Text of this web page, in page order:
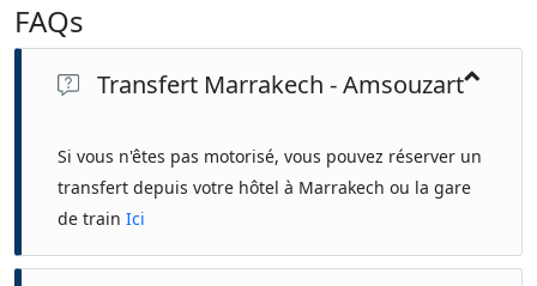
FAQs
Transfert Marrakech - Amsouzart
Si vous n'êtes pas motorisé, vous pouvez réserver un
transfert depuis votre hôtel à Marrakech ou la gare
de train Ici